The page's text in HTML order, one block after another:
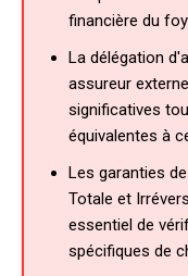
financière du
La délégation
assureur
significatives
équivalentes à
Les garanties
Totale et
essentiel de
spécifiques de